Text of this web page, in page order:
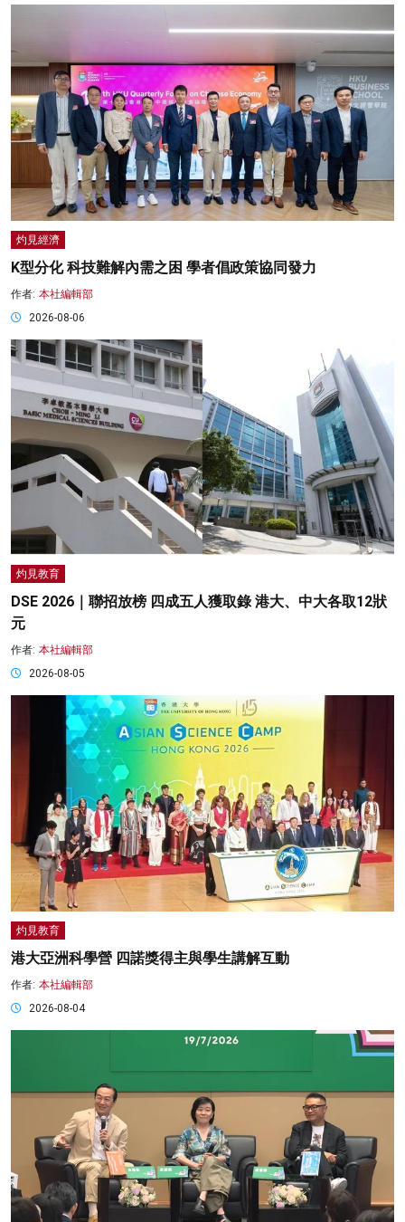
灼見經濟
K型分化 科技難解內需之困 學者倡政策協同發力
作者: 本社編輯部
2026-08-06
灼見教育
DSE 2026｜聯招放榜 四成五人獲取錄 港大、中大各取12狀
元
作者: 本社編輯部
2026-08-05
灼見教育
港大亞洲科學營 四諾獎得主與學生講解互動
作者: 本社編輯部
2026-08-04